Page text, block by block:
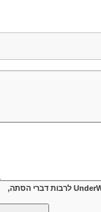
של אתר UnderWarrior לרבות דברי הסתה,